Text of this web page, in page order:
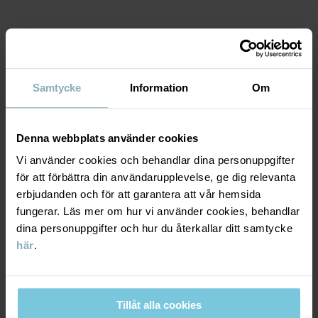
Samtycke Information Om
Denna webbplats använder cookies
Vi använder cookies och behandlar dina personuppgifter
för att förbättra din användarupplevelse, ge dig relevanta
erbjudanden och för att garantera att vår hemsida
fungerar. Läs mer om hur vi använder cookies, behandlar
dina personuppgifter och hur du återkallar ditt samtycke
här.
Tillåt alla cookies
Fabrik:Shunde Gain Rich Garment Co Ltd
Material
Skötselråd
TVÄTT
60°C maskintvätt varm
Ej blekning
HÅLLBARHET
LEVERANS & RETUR
Leverans & retur
Leverans
Vi erbjuder fri frakt över 699 kr och leveranstiden är 1–4 dagar. I
kassan visas de tillgängliga leveransalternativ baserat på vilket
postnummer som ordern ska levereras till.
DU KANSKE OCKSÅ GILLAR